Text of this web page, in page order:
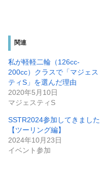
関連
私が軽軽二輪（126cc-
200cc）クラスで「マジェス
ティS」を選んだ理由
2020年5月10日
マジェスティS
SSTR2024参加してきました
【ツーリング編】
2024年10月23日
イベント参加